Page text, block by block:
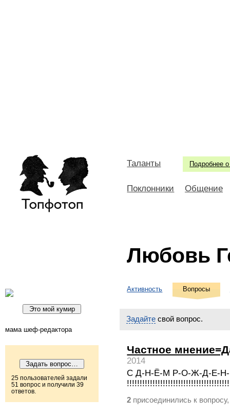
Подробнее о
Таланты
Поклонники Общение
Любовь
мама шеф-редактора
25 пользователей задали
51 вопрос и получили 39
ответов.
Активность Вопросы
Задайте свой вопрос.
Частное
2014
С Д-Н-Ё-М Р-О-Ж-Д-Е-
2 присоединились к